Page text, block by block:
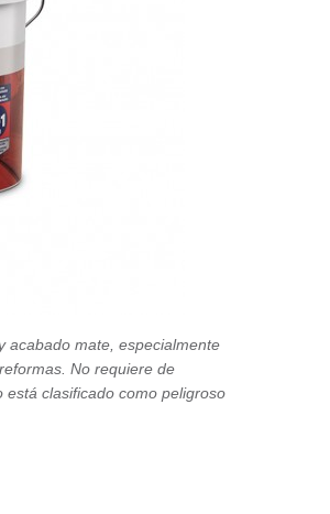
acabado mate, especialmente
No requiere de
está clasificado como peligroso